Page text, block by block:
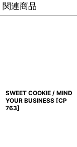
関連商品
SWEET COOKIE / MIND
YOUR BUSINESS [CP
763]